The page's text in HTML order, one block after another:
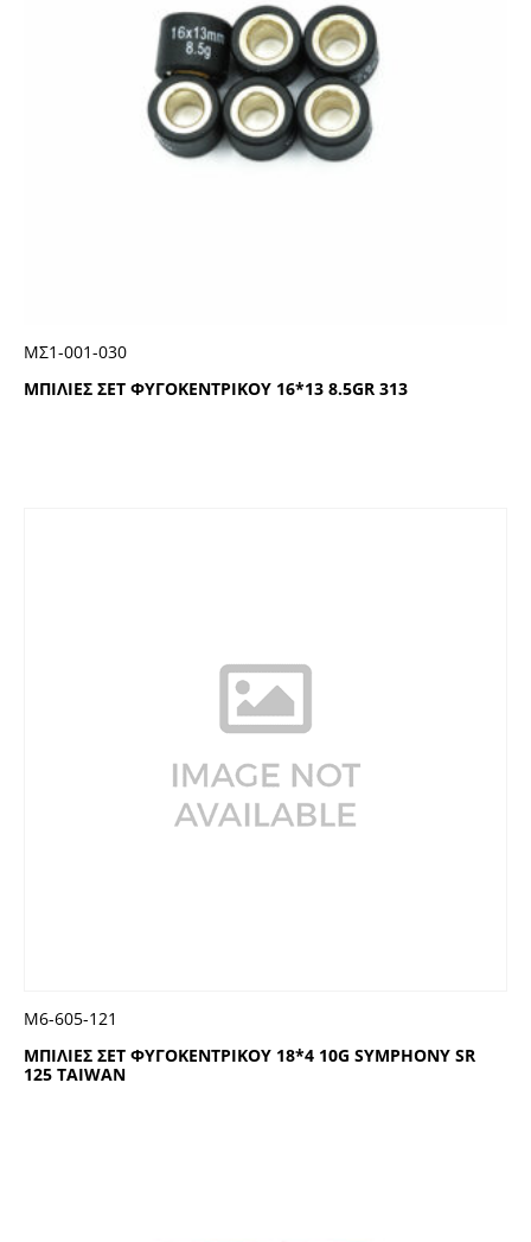
ΜΠΙΛΙΕΣ ΣΕΤ ΦΥΓΟΚΕΝΤΡΙΚΟΥ 16*13 8.5GR 313
ΜΣ1-001-030
ΜΠΙΛΙΕΣ ΣΕΤ ΦΥΓΟΚΕΝΤΡΙΚΟΥ 18*4 10G SYMPHONY SR
125 TAIWAN
Μ6-605-121